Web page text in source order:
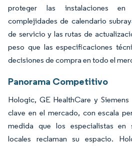
proteger las instalaciones
complejidades de calendario
de servicio y las rutas de
peso que las especificaciones
decisiones de compra en todo el
Panorama Competitivo
Hologic, GE HealthCare y
clave en el mercado, con escala
medida que los especialistas en
locales reclaman su espacio.